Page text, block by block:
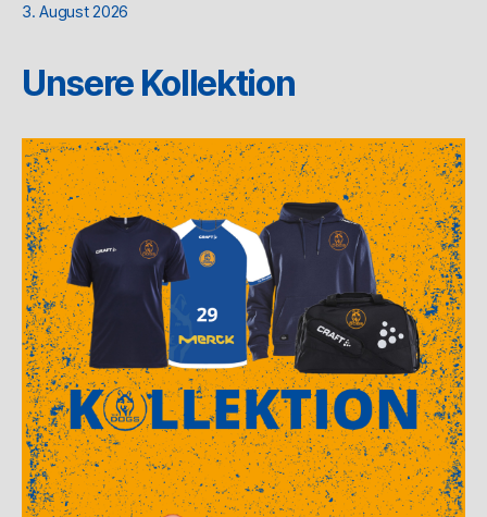
3. August 2026
Unsere Kollektion